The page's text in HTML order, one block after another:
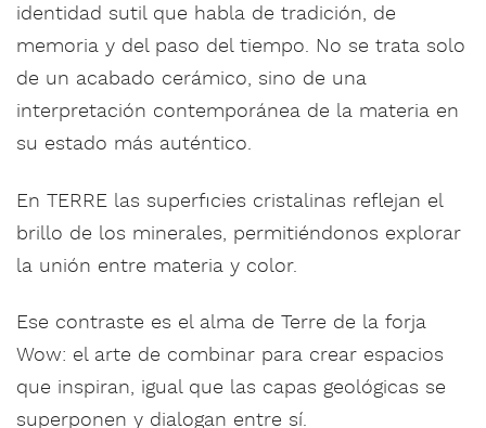
identidad sutil que habla de tradición, de
memoria y del paso del tiempo. No se trata solo
de un acabado cerámico, sino de una
interpretación contemporánea de la materia en
su estado más auténtico.
En TERRE las superficies cristalinas reflejan el
brillo de los minerales, permitiéndonos explorar
la unión entre materia y color.
Ese contraste es el alma de Terre de la forja
Wow: el arte de combinar para crear espacios
que inspiran, igual que las capas geológicas se
superponen y dialogan entre sí.